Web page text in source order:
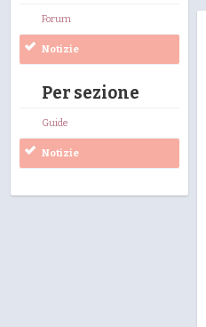
Forum
Notizie
Per sezione
Guide
Notizie